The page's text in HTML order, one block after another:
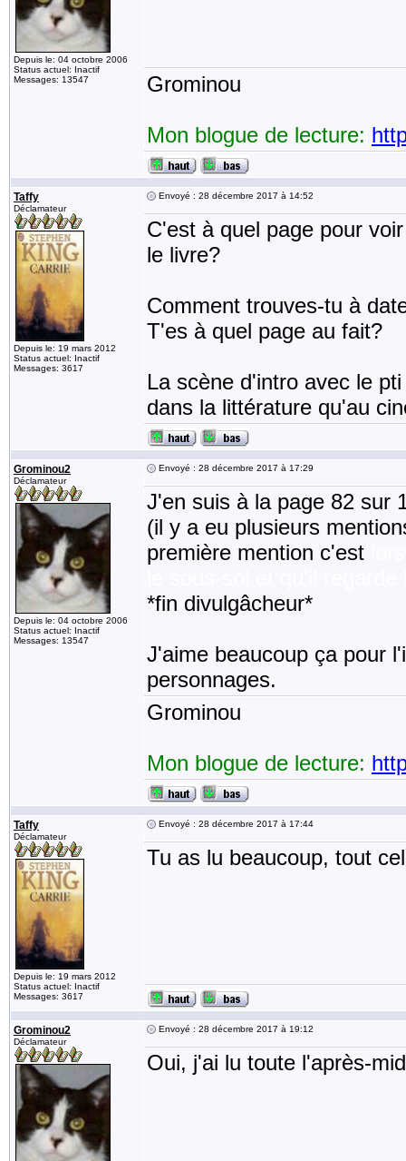
Depuis le: 04 octobre 2006
Status actuel: Inactif
Messages: 13547
Grominou
Mon blogue de lecture:
Taffy
Déclamateur
Depuis le: 19 mars 2012
Status actuel: Inactif
Messages: 3617
Envoyé : 28 décembre 2017 à 14:52
C'est à quel page pour
le livre?
Comment trouves-tu à
T'es à quel page au fait?
La scène d'intro avec le
dans la littérature qu'au
Grominou2
Déclamateur
Depuis le: 04 octobre 2006
Status actuel: Inactif
Messages: 13547
Envoyé : 28 décembre 2017 à 17:29
J'en suis à la page 82 sur
(il y a eu plusieurs
première mention c'est
*fin divulgâcheur*
J'aime beaucoup ça pour
personnages.
Grominou
Mon blogue de lecture:
Taffy
Déclamateur
Depuis le: 19 mars 2012
Status actuel: Inactif
Messages: 3617
Envoyé : 28 décembre 2017 à 17:44
Tu as lu beaucoup, tout
Grominou2
Déclamateur
Envoyé : 28 décembre 2017 à 19:12
Oui, j'ai lu toute l'après-